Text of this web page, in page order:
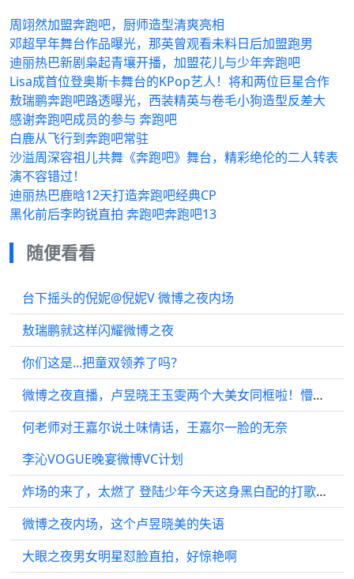
周翊然加盟奔跑吧，厨师造型清爽亮相
邓超早年舞台作品曝光，那英曾观看未料日后加盟跑男
迪丽热巴新剧枭起青壤开播，加盟花儿与少年奔跑吧
Lisa成首位登奥斯卡舞台的KPop艺人！将和两位巨星合作
敖瑞鹏奔跑吧路透曝光，西装精英与卷毛小狗造型反差大
感谢奔跑吧成员的参与 奔跑吧
白鹿从飞行到奔跑吧常驻
沙溢周深容祖儿共舞《奔跑吧》舞台，精彩绝伦的二人转表
演不容错过！
迪丽热巴鹿晗12天打造奔跑吧经典CP
黑化前后李昀锐直拍 奔跑吧奔跑吧13
随便看看
台下摇头的倪妮@倪妮V 微博之夜内场
敖瑞鹏就这样闪耀微博之夜
你们这是...把童双领养了吗？
微博之夜直播，卢昱晓王玉雯两个大美女同框啦！懵懵的晓晓好可爱！
何老师对王嘉尔说土味情话，王嘉尔一脸的无奈
李沁VOGUE晚宴微博VC计划
炸场的来了，太燃了 登陆少年今天这身黑白配的打歌服帅帅帅
微博之夜内场，这个卢昱晓美的失语
大眼之夜男女明星怼脸直拍，好惊艳啊